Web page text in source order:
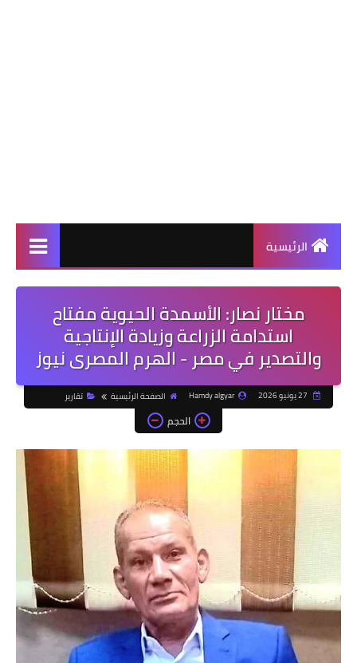
الرئيسية
مختار نصار: الأسمدة الحيوية مفتاح
استدامة الزراعة وزيادة الإنتاجية
والتصدير في مصر - الهرم المصرى نيوز
Hamdy algyar الصفحة الرئيسية تقارير
الحجم